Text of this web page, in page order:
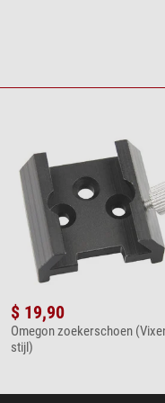
$ 19,90
Omegon zoekerschoen
stijl)